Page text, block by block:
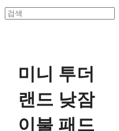
미니 투더
랜드 낮잠
이불 패드_